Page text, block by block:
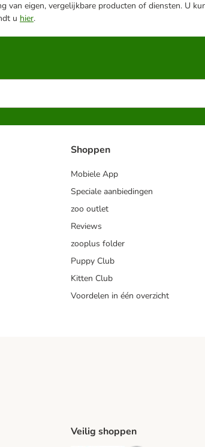
eigen, vergelijkbare producten of diensten. U
u hier.
Shoppen
Mobiele App
Speciale aanbiedingen
zoo outlet
Reviews
zooplus folder
Puppy Club
Kitten Club
Voordelen in één overzicht
Veilig shoppen